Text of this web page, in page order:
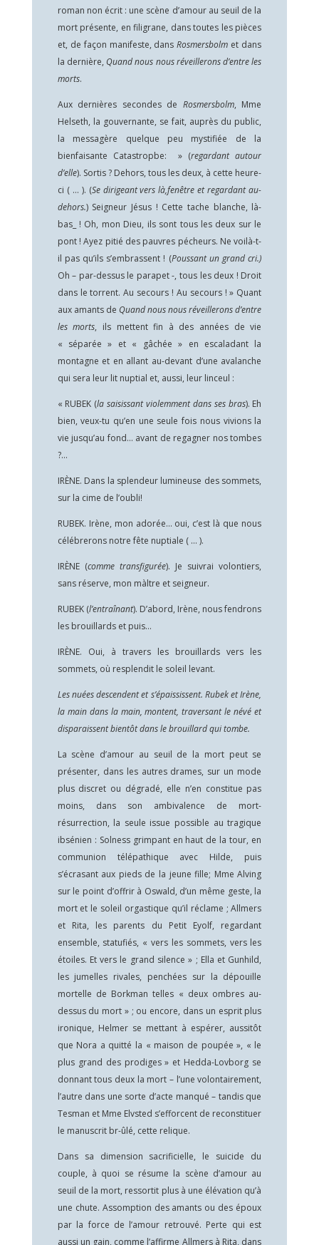
roman non écrit : une scène d’amour au seuil de la
mort présente, en filigrane, dans toutes les pièces
et, de façon manifeste, dansRosmersbolm et dans
la dernière, Quand nous nous réveillerons d’entre les
morts.
Aux dernières secondes de Rosmersbolm, Mme
Helseth, la gouvernante, se fait, auprès du public,
la messagère quelque peu mystifiée de la
bienfaisante Catastropbe: » (regardant autour
d’elle). Sortis ? Dehors, tous les deux, à cette heure-
ci ( … ). (Se dirigeant vers là,fenêtre et regardant au-
dehors.) Seigneur Jésus ! Cette tache blanche, là-
bas_ ! Oh, mon Dieu, ils sont tous les deux sur le
pont ! Ayez pitié des pauvres pécheurs. Ne voilà-t-
il pas qu’ils s’embrassent ! (Poussant un grand cri.)
Oh – par-dessus le parapet -, tous les deux ! Droit
dans le torrent. Au secours ! Au secours ! » Quant
aux amants de Quand nous nous réveillerons d’entre
les morts, ils mettent fin à des années de vie
« séparée » et « gâchée » en escaladant la
montagne et en allant au-devant d’une avalanche
qui sera leur lit nuptial et, aussi, leur linceul :
« RUBEK (la saisissant violemment dans ses bras). Eh
bien, veux-tu qu’en une seule fois nous vivions la
vie jusqu’au fond… avant de regagner nos tombes
?…
IRÈNE. Dans la splendeur lumineuse des sommets,
sur la cime de l’oubli!
RUBEK. Irène, mon adorée… oui, c’est là que nous
célébrerons notre fête nuptiale ( … ).
IRÈNE (comme transfigurée). Je suivrai volontiers,
sans réserve, mon màltre et seigneur.
RUBEK (l’entraînant). D’abord, Irène, nous fendrons
les brouillards et puis…
IRÈNE. Oui, à travers les brouillards vers les
sommets, où resplendit le soleil levant.
Les nuées descendent et s’épaississent. Rubek et Irène,
la main dans la main, montent, traversant le névé et
disparaissent bientôt dans le brouillard qui tombe.
La scène d’amour au seuil de la mort peut se
présenter, dans les autres drames, sur un mode
plus discret ou dégradé, elle n’en constitue pas
moins, dans son ambivalence de mort-
résurrection, la seule issue possible au tragique
ibsénien : Solness grimpant en haut de la tour, en
communion télépathique avec Hilde, puis
s’écrasant aux pieds de la jeune fille; Mme Alving
sur le point d’offrir à Oswald, d’un même geste, la
mort et le soleil orgastique qu’il réclame ; Allmers
et Rita, les parents du Petit Eyolf, regardant
ensemble, statufiés, « vers les sommets, vers les
étoiles. Et vers le grand silence » ; Ella et Gunhild,
les jumelles rivales, penchées sur la dépouille
mortelle de Borkman telles « deux ombres au-
dessus du mort » ; ou encore, dans un esprit plus
ironique, Helmer se mettant à espérer, aussitôt
que Nora a quitté la « maison de poupée », « le
plus grand des prodiges » et Hedda-Lovborg se
donnant tous deux la mort – l’une volontairement,
l’autre dans une sorte d’acte manqué – tandis que
Tesman et Mme Elvsted s’efforcent de reconstituer
le manuscrit br-ûlé, cette relique.
Dans sa dimension sacrificielle, le suicide du
couple, à quoi se résume la scène d’amour au
seuil de la mort, ressortit plus à une élévation qu’à
une chute. Assomption des amants ou des époux
par la force de l’amour retrouvé. Perte qui est
aussi un gain, comme l’affirme Allmers à Rita, dans